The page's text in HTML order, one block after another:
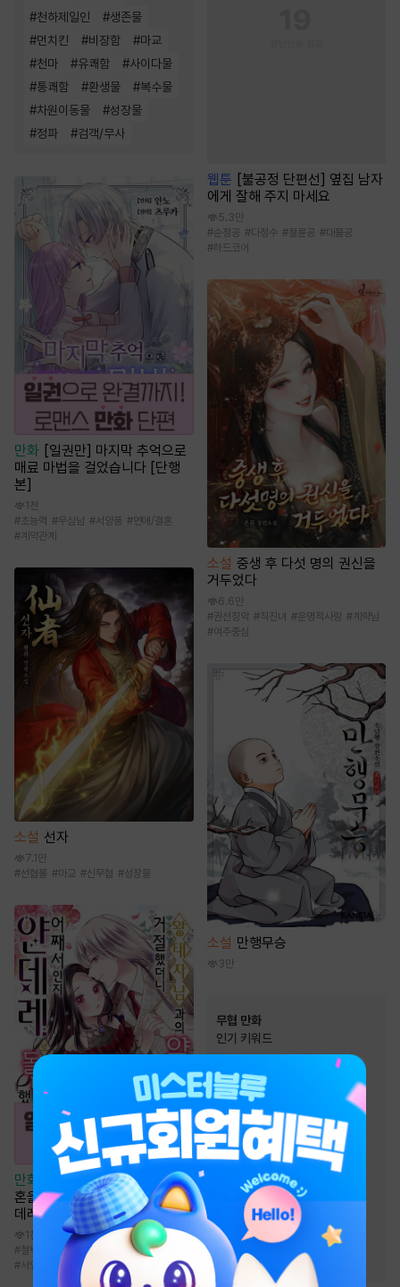
#천하제일인 #생존물
#먼치킨 #비장함 #마교
#천마 #유쾌함 #사이다물
#통쾌함 #환생물 #복수물
#차원이동물 #성장물
#정파 #검객/무사
만화
[일권만] 마지막 추억으로
매료 마법을 걸었습니다 [단행
본]
1천
#초능력 #무심남 #서양풍 #연애/결혼
# 계약관계
소설 선자
7.1만
#선협물 #마교 #신무협 #성장물
만화
[일권만] 왕태자님과의 약
혼을 거절했더니 어째서인지 얀
데레로 돌변했습니다 [단행본]
1천
#철벽녀 환생물 # #이세계물
#서양풍
웹툰 [불공정 단편선] 옆집 남자
에게 잘해 주지 마세요
5.3만
#순정공 #다정수 #절륜공 #대물공
#하드코어
소설 중생 후 다섯 명의 권신을
거두었다
6.6만
#권선징악 #직진녀 #운명적사랑 #계략남
#여주중심
소설 만행무승
3만
무협 만화
인기 키워드
살수 #우정
#복수 #
#2024 정액제 무협
# 성장물 소림 #먼치킨
#정파 #환생물 #사파
복수물 #전쟁물
역사/시대물 #
#
무림맹
천마
#2025 정액제 무협
소설원작